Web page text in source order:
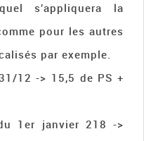
s’appliquera la
pour les autres
par exemple.
12 -> 15,5 de PS +
1er janvier 218 ->